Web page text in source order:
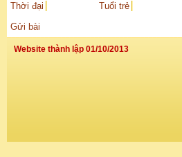
Thời đại
Tuổi trẻ
Gửi bài
Website thành lập 01/10/2013